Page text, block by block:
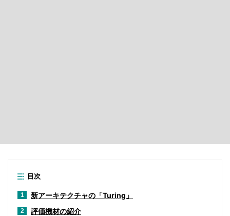
目次
1 新アーキテクチャの「Turing」
2 評価機材の紹介